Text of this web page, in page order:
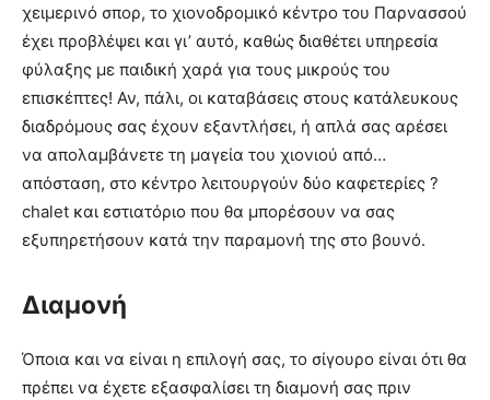
χειμερινό σπορ, το χιονοδρομικό κέντρο του Παρνασσού
έχει προβλέψει και γι’ αυτό, καθώς διαθέτει υπηρεσία
φύλαξης με παιδική χαρά για τους μικρούς του
επισκέπτες! Αν, πάλι, οι καταβάσεις στους κατάλευκους
διαδρόμους σας έχουν εξαντλήσει, ή απλά σας αρέσει
να απολαμβάνετε τη μαγεία του χιονιού από…
απόσταση, στο κέντρο λειτουργούν δύο καφετερίες ?
chalet και εστιατόριο που θα μπορέσουν να σας
εξυπηρετήσουν κατά την παραμονή της στο βουνό.
Διαμονή
Όποια και να είναι η επιλογή σας, το σίγουρο είναι ότι θα
πρέπει να έχετε εξασφαλίσει τη διαμονή σας πριν